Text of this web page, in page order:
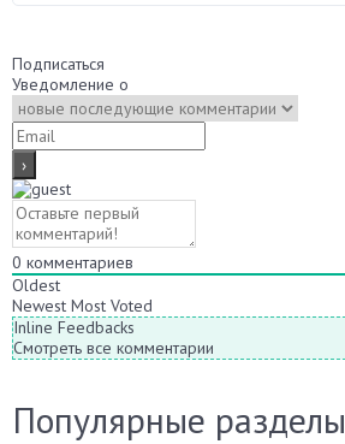
Подписаться
Уведомление о
0 комментариев
Oldest
Newest Most Voted
Inline Feedbacks
Смотреть все комментарии
Популярные разделы